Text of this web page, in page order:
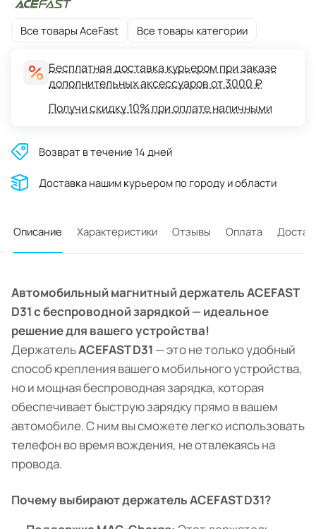
Все товары AceFast Все товары категории
Бесплатная доставка курьером при заказе
дополнительных аксессуаров от 3000 ₽
Получи скидку 10% при оплате наличными
Возврат в течение 14 дней
Доставĸа нашим ĸурьером по городу и области
Описание Характеристики Отзывы Оплата
Автомобильный магнитный держатель ACEFAST
D31 с беспроводной зарядкой — идеальное
решение для вашего устройства!
ДержательACEFAST D31 — это не только удобный
способ крепления вашего мобильного устройства,
но и мощная беспроводная зарядка, которая
обеспечивает быструю зарядку прямо в вашем
автомобиле. С ним вы сможете легко использовать
телефон во время вождения, не отвлекаясь на
провода.
Почему выбирают держатель ACEFAST D31?